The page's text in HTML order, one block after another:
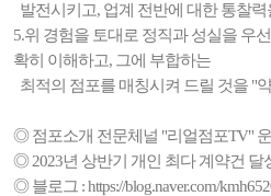
발전시키고, 업계 전반에 대한 통찰
5.위 경험을 토대로 정직과 성실을 우
확히 이해하고, 그에 부합하는
최적의 점포를 매칭시켜 드릴 것을 "
◎ 점포소개 전문체널 "리얼점포TV"
◎ 2023년 상반기 개인 최다 계약건 달
◎ 블로그 : https://blog.naver.com/